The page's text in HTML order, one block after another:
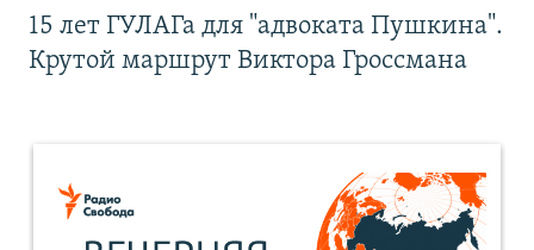
15 лет ГУЛАГа для "адвоката Пушкина".
Крутой маршрут Виктора Гроссмана